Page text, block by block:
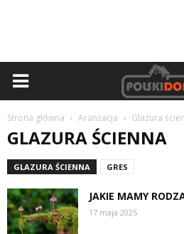
Strona główna Aranżacja Glazura
GLAZURA ŚCIENNA
GLAZURA ŚCIENNA GRES
JAKIE MAMY
17 maja 2025